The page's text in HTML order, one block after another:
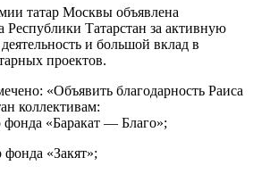
татар Москвы объявлена
Республики Татарстан за активную
и большой вклад в
проектов.
«Объявить благодарность Раиса
коллективам:
фонда «Баракат — Благо»;
фонда «Закят»;